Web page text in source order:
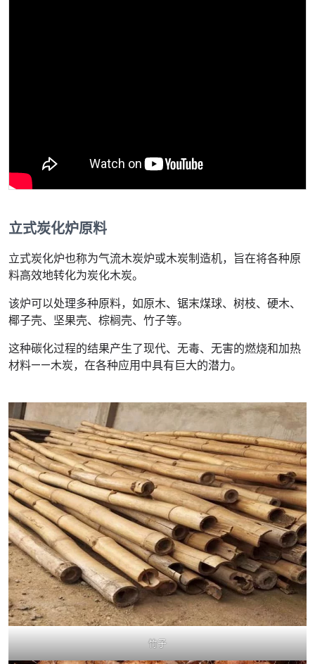
立式炭化炉原料
立式炭化炉也称为气流木炭炉或木炭制造机，旨在将各种原
料高效地转化为炭化木炭。
该炉可以处理多种原料，如原木、锯末煤球、树枝、硬木、
椰子壳、坚果壳、棕榈壳、竹子等。
这种碳化过程的结果产生了现代、无毒、无害的燃烧和加热
材料——木炭，在各种应用中具有巨大的潜力。
竹子